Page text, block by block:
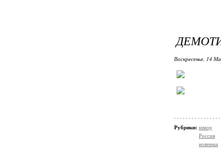
Воскресенье, 14
Рубрики: юмор
Россия
новинка